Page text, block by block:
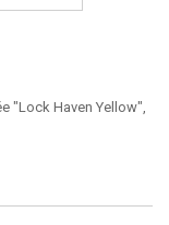
"Lock Haven Yellow",